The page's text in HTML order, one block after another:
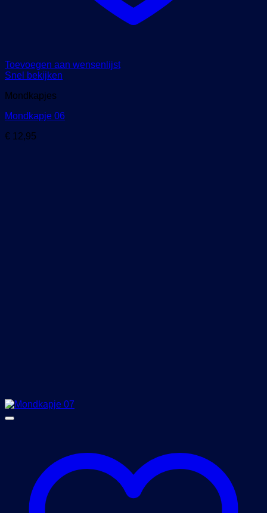
Toevoegen aan wensenlijst
Snel bekijken
Mondkapjes
Mondkapje 06
€ 12,95